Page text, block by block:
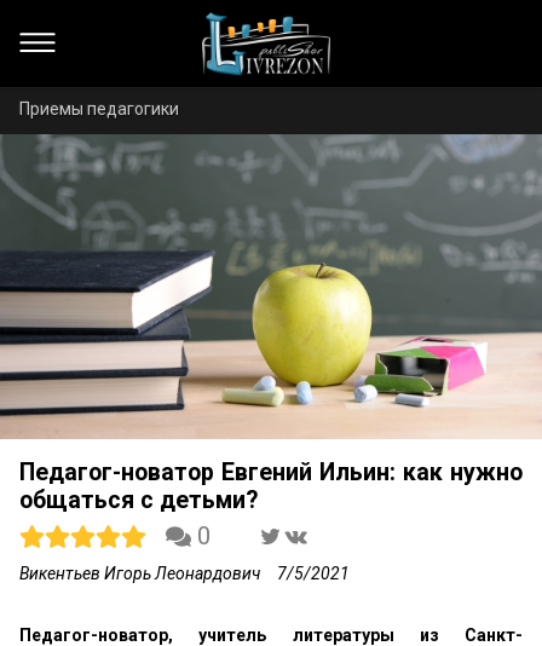
Приемы педагогики
Педагог-новатор Евгений Ильин: как нужно
общаться с детьми?
0
Викентьев Игорь Леонардович 7/5/2021
Педагог-новатор, учитель литературы из Санкт-